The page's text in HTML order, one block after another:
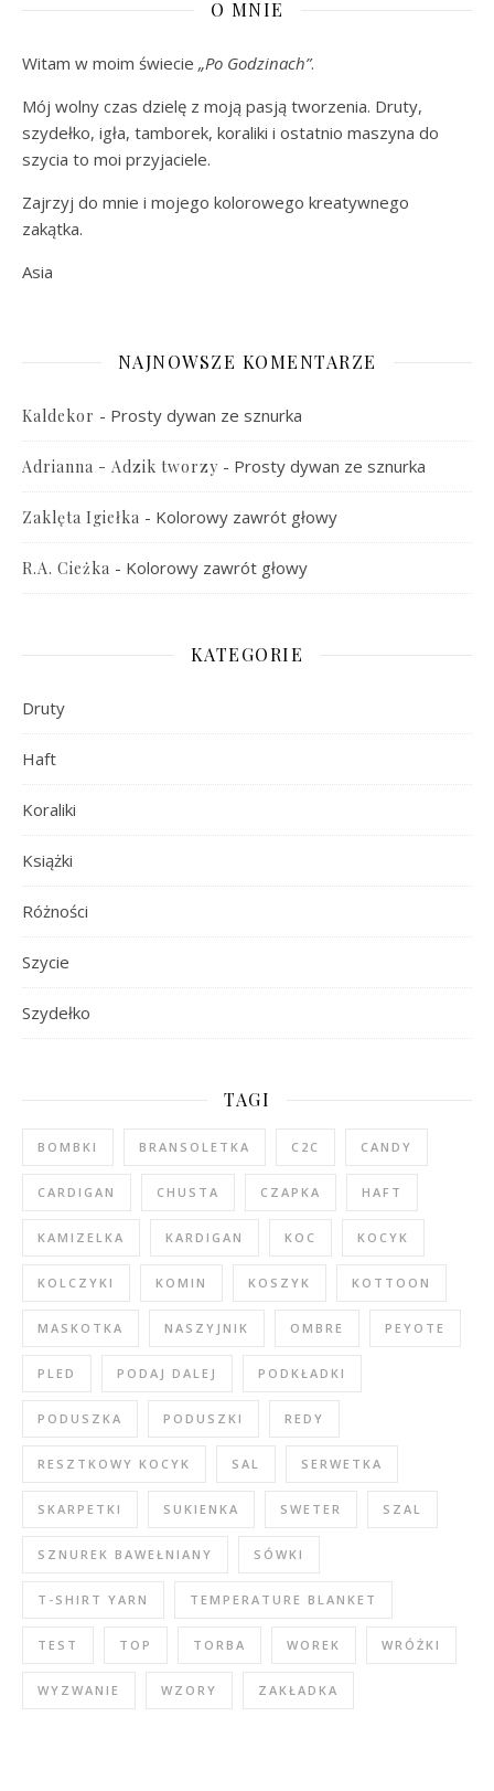
O MNIE
Witam w moim świecie „Po Godzinach”.
Mój wolny czas dzielę z moją pasją tworzenia. Druty,
szydełko, igła, tamborek, koraliki i ostatnio maszyna do
szycia to moi przyjaciele.
Zajrzyj do mnie i mojego kolorowego kreatywnego
zakątka.
Asia
NAJNOWSZE KOMENTARZE
Kaldekor - Prosty dywan ze sznurka
Adrianna - Adzik tworzy - Prosty dywan ze sznurka
Zaklęta Igiełka - Kolorowy zawrót głowy
R.A. Cieżka - Kolorowy zawrót głowy
KATEGORIE
Druty
Haft
Koraliki
Książki
Różności
Szycie
Szydełko
TAGI
BOMBKI BRANSOLETKA C2C CANDY
CARDIGAN CHUSTA CZAPKA HAFT
KAMIZELKA KARDIGAN KOC KOCYK
KOLCZYKI KOMIN KOSZYK KOTTOON
MASKOTKA NASZYJNIK OMBRE PEYOTE
PLED PODAJ DALEJ PODKŁADKI
PODUSZKA PODUSZKI REDY
RESZTKOWY KOCYK SAL SERWETKA
SKARPETKI SUKIENKA SWETER SZAL
SZNUREK BAWEŁNIANY SÓWKI
T-SHIRT YARN TEMPERATURE BLANKET
TEST TOP TORBA WOREK WRÓŻKI
WYZWANIE WZORY ZAKŁADKA